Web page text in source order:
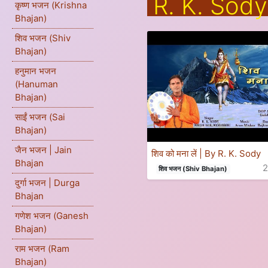
कृष्ण भजन (Krishna
Bhajan)
शिव भजन (Shiv
Bhajan)
हनुमान भजन
(Hanuman
Bhajan)
साईं भजन (Sai
Bhajan)
जैन भजन | Jain
Bhajan
दुर्गा भजन | Durga
Bhajan
गणेश भजन (Ganesh
Bhajan)
राम भजन (Ram
Bhajan)
शिव को मना लें | By R. K. Sody
शिव भजन (Shiv Bhajan)